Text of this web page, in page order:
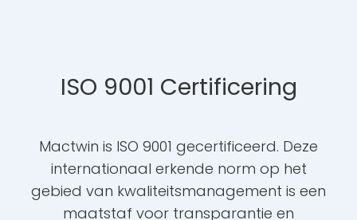
ISO 9001 Certificering
Mactwin is ISO 9001 gecertificeerd. Deze
internationaal erkende norm op het
gebied van kwaliteitsmanagement is een
maatstaf voor transparantie en